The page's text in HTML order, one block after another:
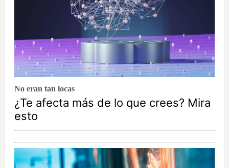
No eran tan locas
¿Te afecta más de lo que crees? Mira
esto